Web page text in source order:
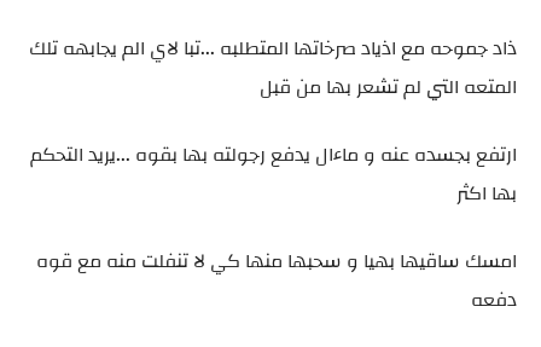
ذاد جموحه مع اذياد صرخاتها المتطلبه ...تبا لاي الم يجابهه تلك
المتعه التي لم تشعر بها من قبل
ارتفع بجسده عنه و ماءال يدفع رجولته بها بقوه ...يريد التحكم
بها اكثر
امسك ساقيها بهيا و سحبها منها كي لا تنفلت منه مع قوه
دفعه